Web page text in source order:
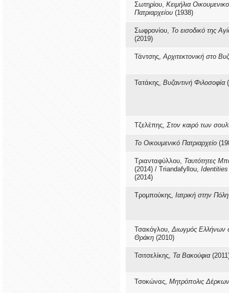
Σωτηρίου, Κειμήλια
Πατριαρχείου (1938)
Σωφρονίου, Το εισοδικό της
(2019)
Τάντσης,Αρχιτεκτονική στο
Τατάκης, Βυζαντινή Φιλοσοφία
Τζελέπης, Στον καιρό των
Το Οικουμενικό Πατριαρχείο
Τριανταφύλλου, Ταυτότητες
(2014) / Triandafyllou,
(2014)
Τρομπούκης, Ιατρική στην Πόλη
Τσακόγλου,Διωγμός Ελλήνων
Θράκη (2010)
Τσιτσελίκης, Τα Βακούφια
Τσοκώνας, Μητρόπολις Δέρκων